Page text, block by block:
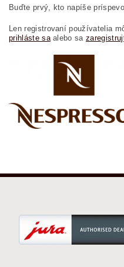
Buďte prvý, kto napíše
Len registrovaní používatelia
prihláste saalebo sa